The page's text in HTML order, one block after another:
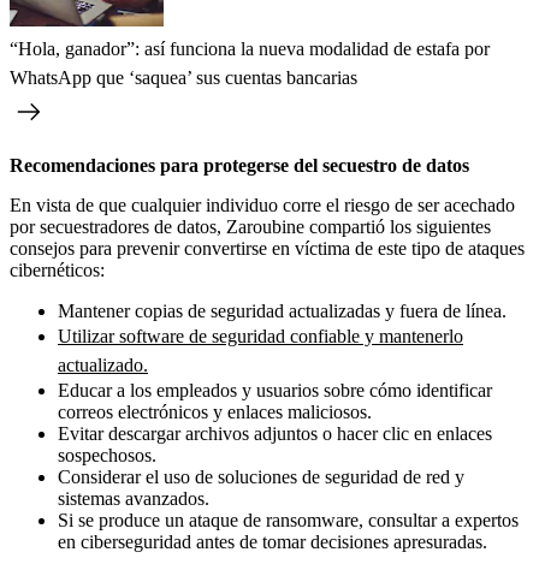
“Hola, ganador”: así funciona la nueva modalidad de estafa por
WhatsApp que ‘saquea’ sus cuentas bancarias
Recomendaciones para protegerse del secuestro de datos
En vista de que cualquier individuo corre el riesgo de ser acechado
por secuestradores de datos, Zaroubine compartió los siguientes
consejos para prevenir convertirse en víctima de este tipo de ataques
cibernéticos:
Mantener copias de seguridad actualizadas y fuera de línea.
Utilizar software de seguridad confiable y mantenerlo
actualizado.
Educar a los empleados y usuarios sobre cómo identificar
correos electrónicos y enlaces maliciosos.
Evitar descargar archivos adjuntos o hacer clic en enlaces
sospechosos.
Considerar el uso de soluciones de seguridad de red y
sistemas avanzados.
Si se produce un ataque de ransomware, consultar a expertos
en ciberseguridad antes de tomar decisiones apresuradas.